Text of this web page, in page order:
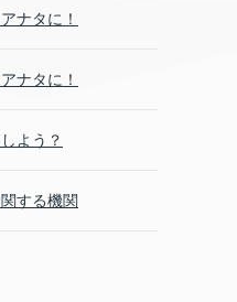
ナタに！
ナタに！
よう？
する機関